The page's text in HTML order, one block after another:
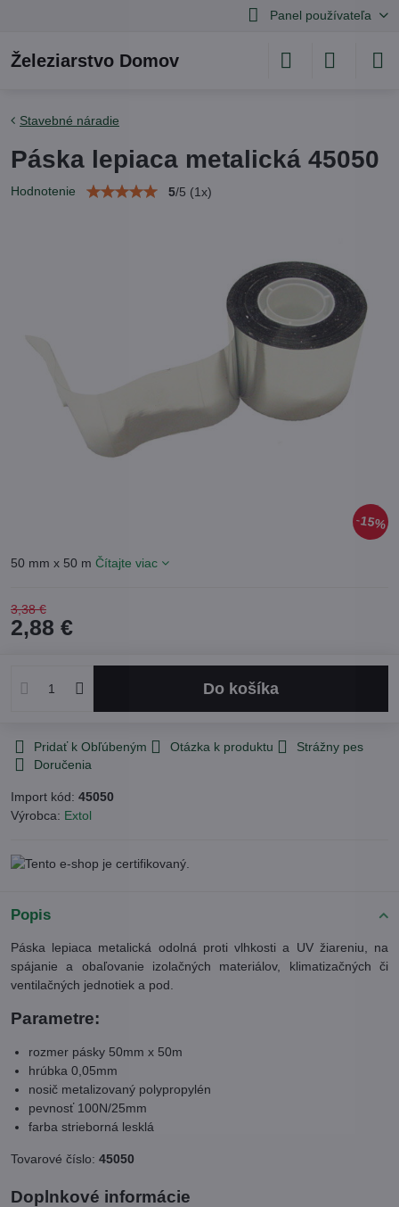
Panel používateľa
Železiarstvo Domov
15%
Stavebné náradie
Páska lepiaca metalická 45050
Hodnotenie 5/5 (1x)
50 mm x 50 m Čítajte viac
3,38 €
2,88 €
Do košíka
Pridať k Obľúbeným Otázka k produktu
Strážny pes
Doručenia
Import kód: 45050
Výrobca: Extol
Popis
Páska lepiaca metalická odolná proti vlhkosti a UV žiareniu, na
spájanie a obaľovanie izolačných materiálov, klimatizačných či
ventilačných jednotiek a pod.
Parametre:
rozmer pásky 50mm x 50m
hrúbka 0,05mm
nosič metalizovaný polypropylén
pevnosť 100N/25mm
farba strieborná lesklá
Tovarové číslo: 45050
Doplnkové informácie